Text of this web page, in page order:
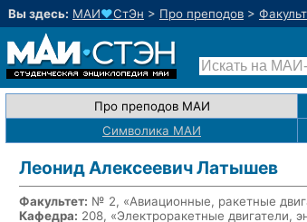
Вы здесь: МАИ♥СтЭн > Про преподов >
Про преподов МАИ
Символика МАИ
Леонид Алексеевич Латышев
Факультет: № 2, «Авиационные, ракетные
Кафедра: 208, «Электроракетные двигатели,